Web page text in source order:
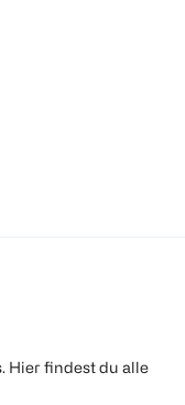
Hier findest du alle